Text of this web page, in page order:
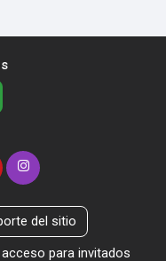
del sitio
para invitados